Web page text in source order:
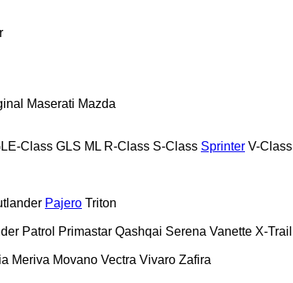
Maserati Mazda
Class GLS ML R-Class S-Class Sprinter V-Class
Pajero Triton
Patrol Primastar Qashqai Serena Vanette X-Trail
Meriva Movano Vectra Vivaro Zafira